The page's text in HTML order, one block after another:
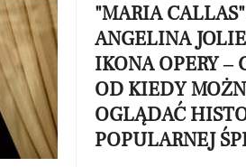
"MARIA
ANGELINA
IKONA OPERY –
OD KIEDY
OGLĄDAĆ
POPULARNEJ